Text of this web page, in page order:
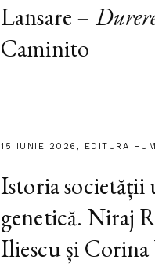
Lansare –
Caminito
15 IUNIE 2026, EDITURA
Istoria societății
genetică. Niraj
Iliescu și Corina